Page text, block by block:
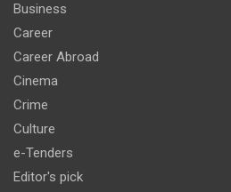
Business
Career
Career Abroad
Cinema
Crime
Culture
e-Tenders
Editor's pick